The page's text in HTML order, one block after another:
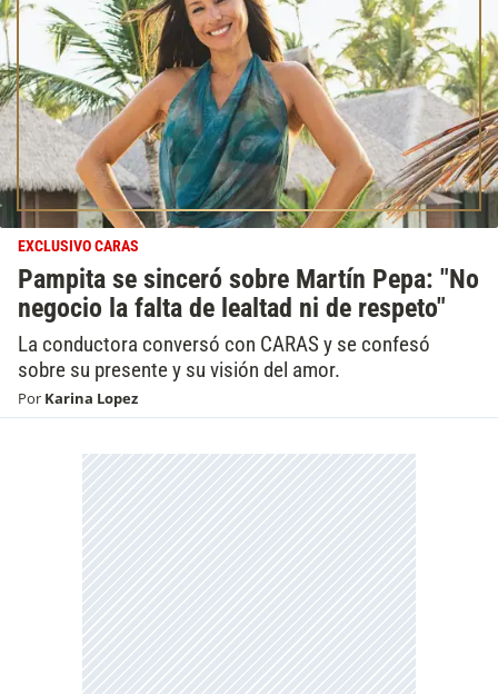
EXCLUSIVO CARAS
Pampita se sinceró sobre Martín Pepa: "No
negocio la falta de lealtad ni de respeto"
La conductora conversó con CARAS y se confesó
sobre su presente y su visión del amor.
Por Karina Lopez